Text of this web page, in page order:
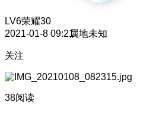
LV6荣耀30
2021-01-8 09:21属地未知
关注
38阅读